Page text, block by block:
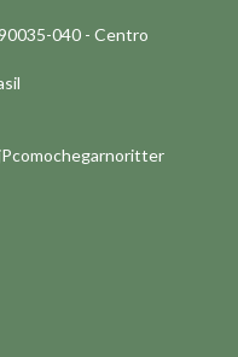
040 - Centro